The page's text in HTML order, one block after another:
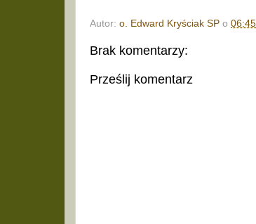
Autor: o. Edward Kryściak SP o
Brak komentarzy:
Prześlij komentarz